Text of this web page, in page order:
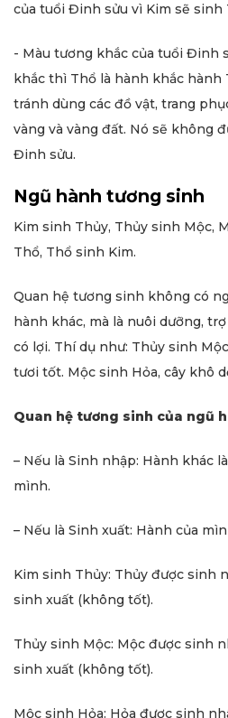
của tuổi Đinh sửu vì Kim sẽ sinh
- Màu tương khắc của tuổi Đinh
khắc thì Thổ là hành khắc hành
tránh dùng các đồ vật, trang
vàng và vàng đất. Nó sẽ không
Đinh sửu.
Ngũ hành tương sinh
Kim sinh Thủy, Thủy sinh Mộc,
Thổ, Thổ sinh Kim.
Quan hệ tương sinh không có
hành khác, mà là nuôi dưỡng,
có lợi. Thí dụ như: Thủy sinh
tươi tốt. Mộc sinh Hỏa, cây khô
Quan hệ tương sinh của ngũ
– Nếu là Sinh nhập: Hành khác
mình.
– Nếu là Sinh xuất: Hành của
Kim sinh Thủy: Thủy được sinh
sinh xuất (không tốt).
Thủy sinh Mộc: Mộc được sinh
sinh xuất (không tốt).
Mộc sinh Hỏa: Hỏa được sinh